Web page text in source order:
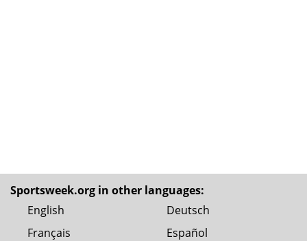
Sportsweek.org in other languages:
English
Deutsch
Français
Español